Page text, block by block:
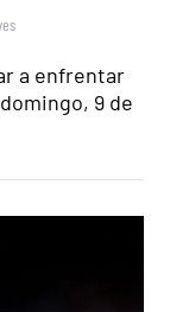
a enfrentar
9 de